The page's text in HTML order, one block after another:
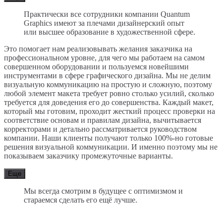
Практически все сотрудники компании Quantum
Graphics имеют за плечами дизайнерский опыт
или высшее образование в художественной сфере.
Это помогает нам реализовывать желания заказчика на
профессиональном уровне, для чего мы работаем на самом
совершенном оборудовании и пользуемся новейшими
инструментами в сфере графического дизайна. Мы не делим
визуальную коммуникацию на простую и сложную, поэтому
любой элемент макета требует ровно столько усилий, сколько
требуется для доведения его до совершенства. Каждый макет,
который мы готовим, проходит жесткий процесс проверки на
соответствие основам и правилам дизайна, вычитывается
корректорами и детально рассматривается руководством
компании. Наши клиенты получают только 100%-но готовые
решения визуальной коммуникации. И именно поэтому мы не
показываем заказчику промежуточные варианты.
Еще
Мы всегда смотрим в будущее с оптимизмом и
стараемся сделать его ещё лучше.